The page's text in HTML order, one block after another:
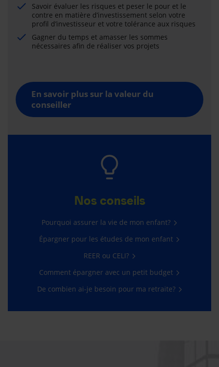
Savoir évaluer les risques et peser le pour et le
contre en matière d’investissement selon votre
profil d’investisseur et votre tolérance aux risques
Gagner du temps et amasser les sommes
nécessaires afin de réaliser vos projets
En savoir plus sur la valeur du
conseiller
Nos conseils
Pourquoi assurer la vie de mon enfant?
Épargner pour les études de mon enfant
REER ou CELI?
Comment épargner avec un petit budget
De combien ai-je besoin pour ma retraite?